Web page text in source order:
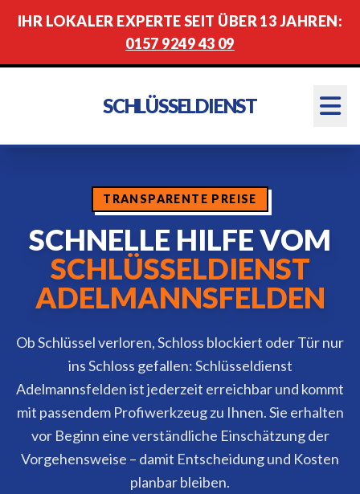
IHR LOKALER EXPERTE SEIT ÜBER 13 JAHREN:
0157 9249 43 09
SCHLÜSSELDIENST
TRANSPARENTE PREISE
SCHNELLE HILFE VOM
SCHLÜSSELDIENST
ADELMANNSFELDEN
Ob Schlüssel verloren, Schloss blockiert oder Tür nur
ins Schloss gefallen: Schlüsseldienst
Adelmannsfelden ist jederzeit erreichbar und kommt
mit passendem Profiwerkzeug zu Ihnen. Sie erhalten
vor Beginn eine verständliche Einschätzung der
Vorgehensweise – damit Entscheidung und Kosten
planbar bleiben.